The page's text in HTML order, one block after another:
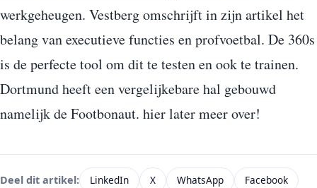
werkgeheugen. Vestberg omschrijft in zijn artikel het
belang van executieve functies en profvoetbal. De 360s
is de perfecte tool om dit te testen en ook te trainen.
Dortmund heeft een vergelijkebare hal gebouwd
namelijk de Footbonaut. hier later meer over!
Deel dit artikel: LinkedIn X WhatsApp Facebook